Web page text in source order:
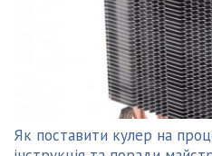
Як поставити кулер на